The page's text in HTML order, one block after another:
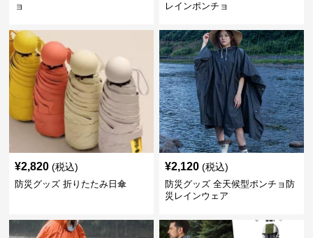
ョ
レインポンチョ
¥2,820 (税込)
防災グッズ 折りたたみ日傘
¥2,120 (税込)
防災グッズ 全天候型ポンチョ防
災レインウェア